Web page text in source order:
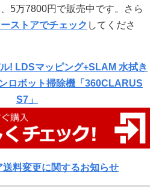
5万7800円で販売中です。さら
ストアでチェック してくださ
! LDSマッピング+SLAM 水拭き
ロボット掃除機「360CLARUS
S7」
送料変更に関するお知らせ